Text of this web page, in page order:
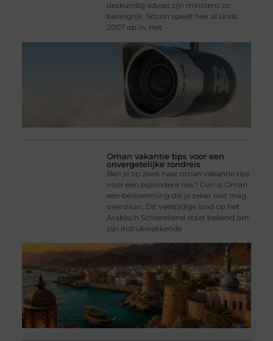
deskundig advies zijn minstens zo
belangrijk. Sitcon speelt hier al sinds
2007 op in. Het
Oman vakantie tips voor een
onvergetelijke rondreis
Ben je op zoek naar oman vakantie tips
voor een bijzondere reis? Dan is Oman
een bestemming die je zeker niet mag
overslaan. Dit veelzijdige land op het
Arabisch Schiereiland staat bekend om
zijn indrukwekkende